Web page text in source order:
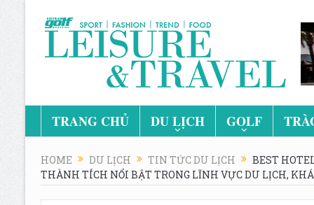
TRANG CHỦ DU LỊCH GOLF
HOME DU LỊCH TIN TỨC DU LỊCH
BEST
THÀNH TÍCH NỔI BẬT TRONG LĨNH VỰC DU LỊCH,